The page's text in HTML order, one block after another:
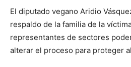
El diputado vegano Aridio
respaldo de la familia de la
representantes de sectores
alterar el proceso para proteger